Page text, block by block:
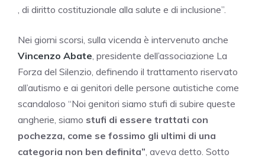
, di diritto costituzionale alla salute e di inclusione”.
Nei giorni scorsi, sulla vicenda è intervenuto anche
Vincenzo Abate, presidente dell’associazione La
Forza del Silenzio, definendo il trattamento riservato
all’autismo e ai genitori delle persone autistiche come
scandaloso “Noi genitori siamo stufi di subire queste
angherie, siamo stufi di essere trattati con
pochezza, come se fossimo gli ultimi di una
categoria non ben definita”, aveva detto. Sotto